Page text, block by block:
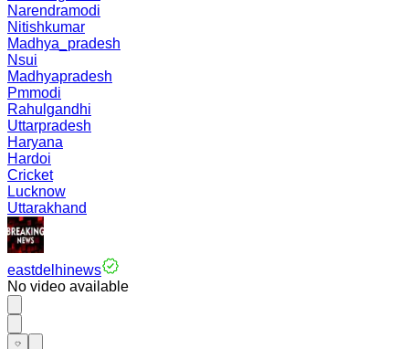
Narendramodi
Nitishkumar
Madhya_pradesh
Nsui
Madhyapradesh
Pmmodi
Rahulgandhi
Uttarpradesh
Haryana
Hardoi
Cricket
Lucknow
Uttarakhand
eastdelhinews
No video available